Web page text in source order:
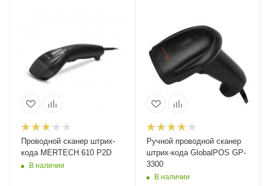
Проводной сканер штрих-
кода MERTECH 610 P2D
В наличии
Ручной проводной сканер
штрих-кода GlobalPOS GP-
3300
В наличии